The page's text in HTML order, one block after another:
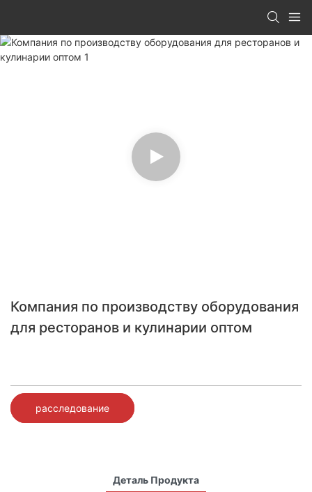
Компания по производству оборудования
для ресторанов и кулинарии оптом
расследование
Деталь Продукта